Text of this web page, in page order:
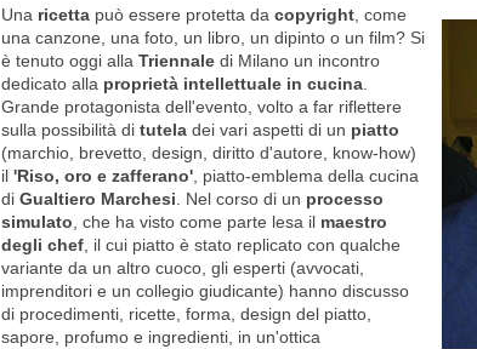
Una ricetta può essere protetta da copyright, come
una canzone, una foto, un libro, un dipinto o un film? Si
è tenuto oggi alla Triennale di Milano un incontro
dedicato alla proprietà intellettuale in cucina.
Grande protagonista dell'evento, volto a far riflettere
sulla possibilità di tutela dei vari aspetti di un piatto
(marchio, brevetto, design, diritto d'autore, know-how)
il 'Riso, oro e zafferano', piatto-emblema della cucina
di Gualtiero Marchesi. Nel corso di un processo
simulato, che ha visto come parte lesa il maestro
degli chef, il cui piatto è stato replicato con qualche
variante da un altro cuoco, gli esperti (avvocati,
imprenditori e un collegio giudicante) hanno discusso
di procedimenti, ricette, forma, design del piatto,
sapore, profumo e ingredienti, in un'ottica